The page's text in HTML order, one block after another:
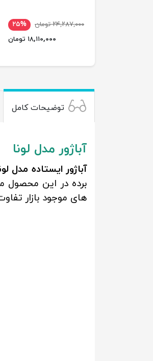
۲۴,۲۸۷,۰۰۰ تومان
۲۵%
۱۸,۱۱۰,۰۰۰ تومان
توضیحات کامل
آباژور مدل لونا
آباژور ایستاده مدل
های موجود بازار